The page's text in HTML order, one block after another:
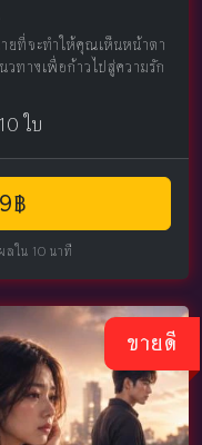
ยที่จะทำให้คุณเห็นหน้าตา
ทางเพื่อก้าวไปสู่ความรัก
ใบ
฿
ใน 10 นาที
ขายดี